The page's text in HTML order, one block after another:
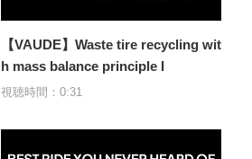
【VAUDE】Waste tire recycling wit
h mass balance principle I
視聴時間：0:31